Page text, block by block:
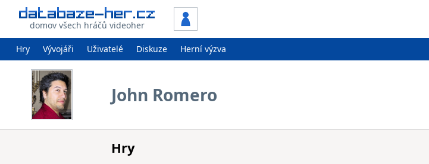
domov všech hráčů videoher
Hry Vývojáři Uživatelé Diskuze Herní výzva
John Romero
Hry